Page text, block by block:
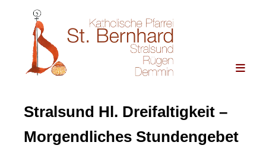
Stralsund Hl. Dreifaltigkeit –
Morgendliches Stundengebet